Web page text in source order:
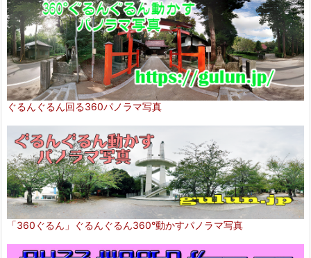
ぐるんぐるん回る360パノラマ写真
「360ぐるん」ぐるんぐるん360°動かすパノラマ写真